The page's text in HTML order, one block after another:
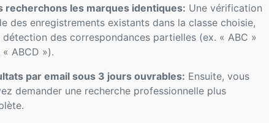
recherchons les marques identiques: Une vérification
des enregistrements existants dans la classe choisie,
détection des correspondances partielles (ex. « ABC »
« ABCD »).
par email sous 3 jours ouvrables: Ensuite, vous
demander une recherche professionnelle plus